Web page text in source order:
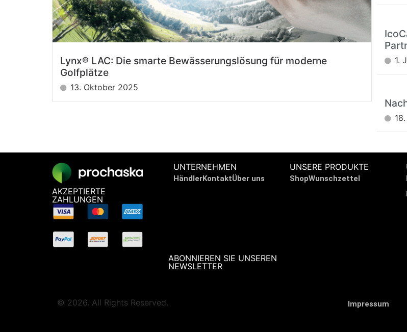
Lynx® LAC: Die smarte Bewässerungslösung für moderne
Golfplätze
13. Oktober 2025
1.
AKZEPTIERTE
ZAHLUNGEN
UNTERNEHMEN
HändlerKontaktÜber uns
UNSERE PRODUKTE
ShopWunschzettel
ABONNIEREN SIE UNSEREN
NEWSLETTER
© 2026. All Rights Reserved. Impressum